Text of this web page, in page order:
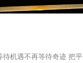
待机遇不再等待奇迹 把